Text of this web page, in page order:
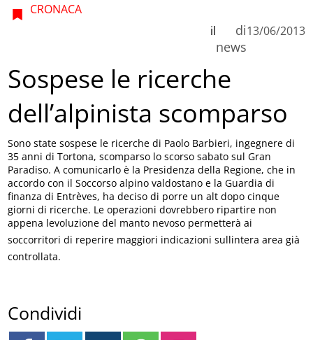
CRONACA
di
news
il 13/06/2013
Sospese le ricerche
dell’alpinista scomparso
Sono state sospese le ricerche di Paolo Barbieri, ingegnere di
35 anni di Tortona, scomparso lo scorso sabato sul Gran
Paradiso. A comunicarlo è la Presidenza della Regione, che in
accordo con il Soccorso alpino valdostano e la Guardia di
finanza di Entrèves, ha deciso di porre un alt dopo cinque
giorni di ricerche. Le operazioni dovrebbero ripartire non
appena levoluzione del manto nevoso permetterà ai
soccorritori di reperire maggiori indicazioni sullintera area già
controllata.
Condividi